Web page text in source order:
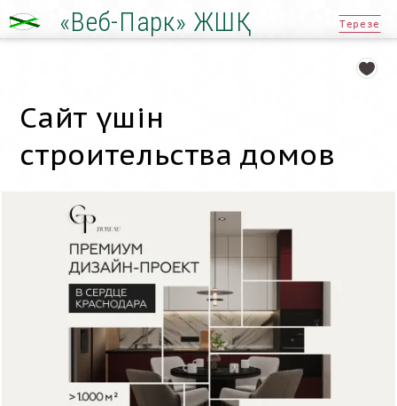
«Веб-Парк» ЖШҚ Терезе
Сайт үшін
строительства домов